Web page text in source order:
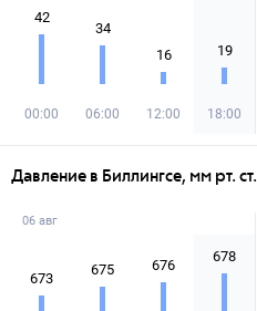
42
00:00
34
06:00
16
12:00
19
18:00
Давление в Биллингсе, мм рт. ст.
06 авг
673
675 676
678